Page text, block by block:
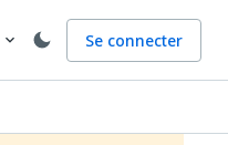
expand_more Se connecter